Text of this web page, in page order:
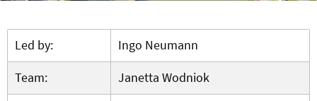
Led by:
Ingo Neumann
Team:
Janetta Wodniok